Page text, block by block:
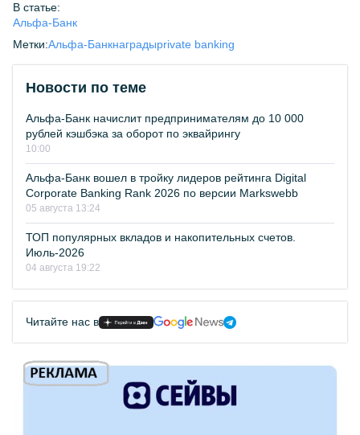
В статье:
Альфа-Банк
Метки:Альфа-Банкнаградыprivate banking
Новости по теме
Альфа-Банк начислит предпринимателям до 10 000
рублей кэшбэка за оборот по эквайрингу
10:00
Альфа-Банк вошел в тройку лидеров рейтинга Digital
Corporate Banking Rank 2026 по версии Markswebb
05 августа 13:24
ТОП популярных вкладов и накопительных счетов.
Июль-2026
04 августа 19:22
Читайте нас в